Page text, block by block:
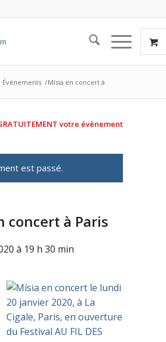
Évènements /Mísia en concert à
votre évènement
est passé.
concert à Paris
à 19 h 30 min